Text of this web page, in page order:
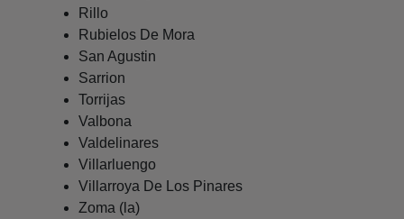
Rillo
Rubielos De Mora
San Agustin
Sarrion
Torrijas
Valbona
Valdelinares
Villarluengo
Villarroya De Los Pinares
Zoma (la)